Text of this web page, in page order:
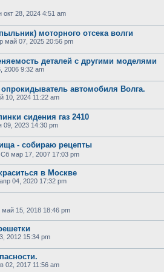
окт 28, 2024 4:51 am
моторного отсека волги
май 07, 2025 20:56 pm
деталей с другими моделями
2006 9:32 am
автомобиля Волга.
10, 2024 11:22 am
сидения газ 2410
09, 2023 14:30 pm
- собираю рецепты
мар 17, 2007 17:03 pm
в Москве
04, 2020 17:32 pm
май 15, 2018 18:46 pm
2012 15:34 pm
02, 2017 11:56 am